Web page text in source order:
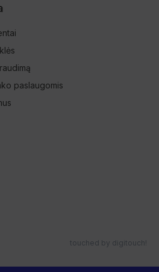
paslaugomis
touched by digitouch!